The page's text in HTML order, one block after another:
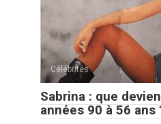
Célébrités
Sabrina : que
années 90 à 56 ans